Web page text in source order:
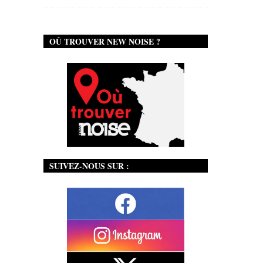
OÙ TROUVER NEW NOISE ?
SUIVEZ-NOUS SUR :